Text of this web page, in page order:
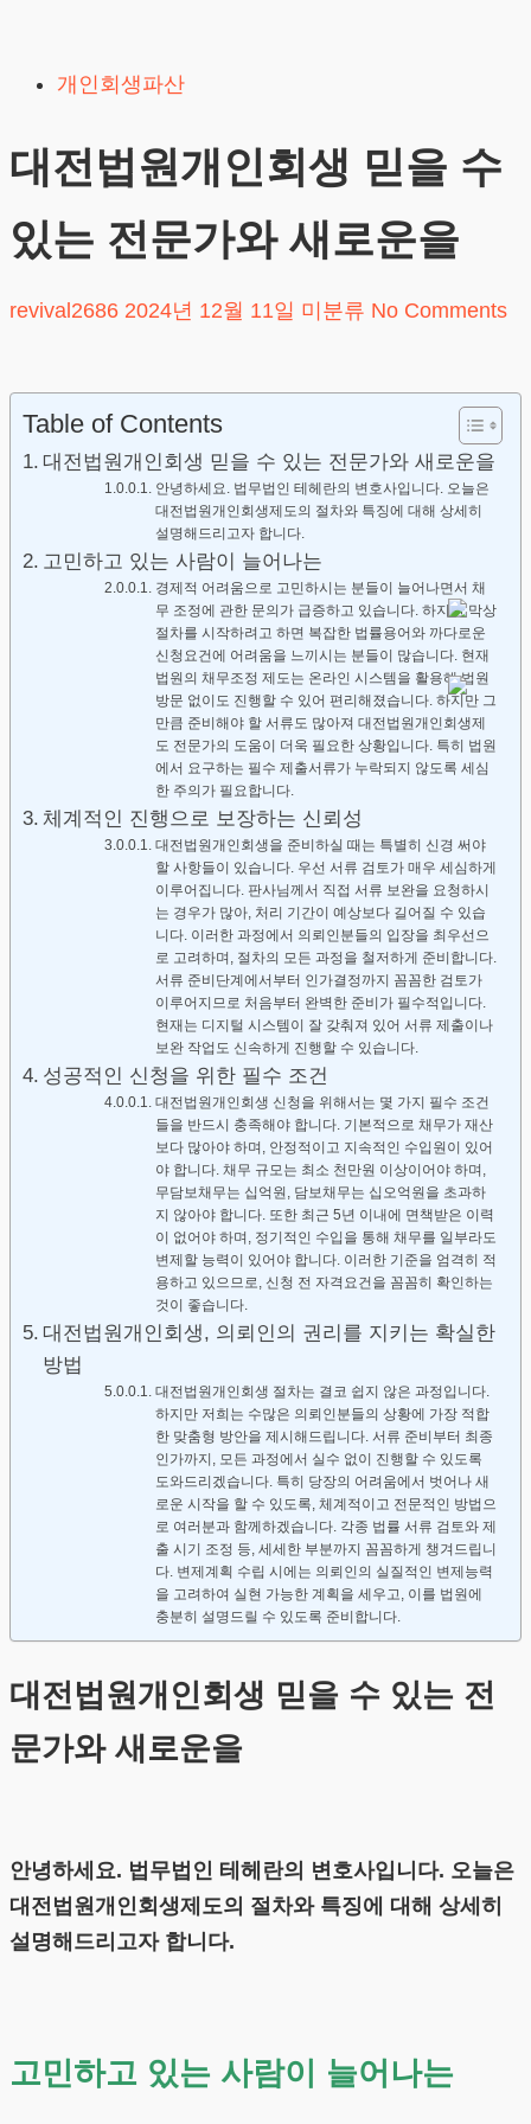
content
개인회생파산
대전법원개인회생 믿을 수
있는 전문가와 새로운을
revival2686 2024년 12월 11일 미분류 No Comments
Table of Contents
대전법원개인회생 믿을 수 있는 전문가와 새로운을
안녕하세요. 법무법인 테헤란의 변호사입니다. 오늘은
대전법원개인회생제도의 절차와 특징에 대해 상세히
설명해드리고자 합니다.
고민하고 있는 사람이 늘어나는
경제적 어려움으로 고민하시는 분들이 늘어나면서 채
무 조정에 관한 문의가 급증하고 있습니다. 하지만 막상
절차를 시작하려고 하면 복잡한 법률용어와 까다로운
신청요건에 어려움을 느끼시는 분들이 많습니다. 현재
법원의 채무조정 제도는 온라인 시스템을 활용해 법원
방문 없이도 진행할 수 있어 편리해졌습니다. 하지만 그
만큼 준비해야 할 서류도 많아져 대전법원개인회생제
도 전문가의 도움이 더욱 필요한 상황입니다. 특히 법원
에서 요구하는 필수 제출서류가 누락되지 않도록 세심
한 주의가 필요합니다.
체계적인 진행으로 보장하는 신뢰성
대전법원개인회생을 준비하실 때는 특별히 신경 써야
할 사항들이 있습니다. 우선 서류 검토가 매우 세심하게
이루어집니다. 판사님께서 직접 서류 보완을 요청하시
는 경우가 많아, 처리 기간이 예상보다 길어질 수 있습
니다. 이러한 과정에서 의뢰인분들의 입장을 최우선으
로 고려하며, 절차의 모든 과정을 철저하게 준비합니다.
서류 준비단계에서부터 인가결정까지 꼼꼼한 검토가
이루어지므로 처음부터 완벽한 준비가 필수적입니다.
현재는 디지털 시스템이 잘 갖춰져 있어 서류 제출이나
보완 작업도 신속하게 진행할 수 있습니다.
성공적인 신청을 위한 필수 조건
대전법원개인회생 신청을 위해서는 몇 가지 필수 조건
들을 반드시 충족해야 합니다. 기본적으로 채무가 재산
보다 많아야 하며, 안정적이고 지속적인 수입원이 있어
야 합니다. 채무 규모는 최소 천만원 이상이어야 하며,
무담보채무는 십억원, 담보채무는 십오억원을 초과하
지 않아야 합니다. 또한 최근 5년 이내에 면책받은 이력
이 없어야 하며, 정기적인 수입을 통해 채무를 일부라도
변제할 능력이 있어야 합니다. 이러한 기준을 엄격히 적
용하고 있으므로, 신청 전 자격요건을 꼼꼼히 확인하는
것이 좋습니다.
대전법원개인회생, 의뢰인의 권리를 지키는 확실한
방법
대전법원개인회생 절차는 결코 쉽지 않은 과정입니다.
하지만 저희는 수많은 의뢰인분들의 상황에 가장 적합
한 맞춤형 방안을 제시해드립니다. 서류 준비부터 최종
인가까지, 모든 과정에서 실수 없이 진행할 수 있도록
도와드리겠습니다. 특히 당장의 어려움에서 벗어나 새
로운 시작을 할 수 있도록, 체계적이고 전문적인 방법으
로 여러분과 함께하겠습니다. 각종 법률 서류 검토와 제
출 시기 조정 등, 세세한 부분까지 꼼꼼하게 챙겨드립니
다. 변제계획 수립 시에는 의뢰인의 실질적인 변제능력
을 고려하여 실현 가능한 계획을 세우고, 이를 법원에
충분히 설명드릴 수 있도록 준비합니다.
대전법원개인회생 믿을 수 있는 전
문가와 새로운을
안녕하세요. 법무법인 테헤란의 변호사입니다. 오늘은
대전법원개인회생제도의 절차와 특징에 대해 상세히
설명해드리고자 합니다.
고민하고 있는 사람이 늘어나는